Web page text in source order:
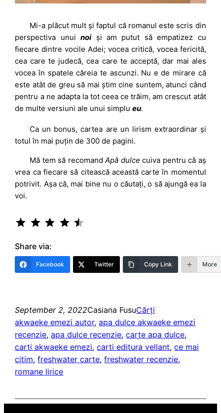
Mi-a plăcut mult și faptul că romanul este scris din
perspectiva unuinoiși am putut să empatizez cu
fiecare dintre vocile Adei; vocea critică, vocea fericită,
cea care te judecă, cea care te acceptă, dar mai ales
vocea în spatele căreia te ascunzi. Nu e de mirare că
este atât de greu să mai știm cine suntem, atunci când
pentru a ne adapta la tot ceea ce trăim, am crescut atât
de multe versiuni ale unui simplueu.
Ca un bonus, cartea are un lirism extraordinar și
totul în mai puțin de 300 de pagini.
Mă tem să recomandApă dulce cuiva pentru că aș
vrea ca fiecare să citească această carte în momentul
potrivit. Așa că, mai bine nu o căutați, o să ajungă ea la
voi.
Share via:
Facebook Twitter Copy Link More
September 2, 2022Casiana FusuCărți
akwaeke emezi autor, apa dulce akwaeke emezi
recenzie, apa dulce recenzie, carte apa dulce
carti akwaeke emezi, carti editura vellant, ce mai
citim, freshwater carte, freshwater recenzie
romane lirice